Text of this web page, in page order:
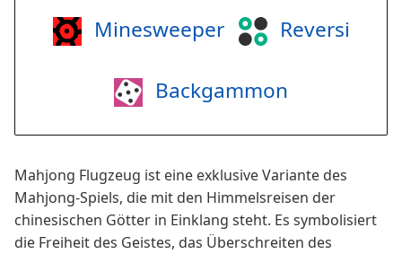
Minesweeper Reversi
Backgammon
Mahjong Flugzeug ist eine exklusive Variante des
Mahjong-Spiels, die mit den Himmelsreisen der
chinesischen Götter in Einklang steht. Es symbolisiert
die Freiheit des Geistes, das Überschreiten des